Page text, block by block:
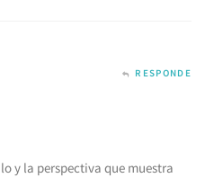
RESPONDE
y la perspectiva que muestra